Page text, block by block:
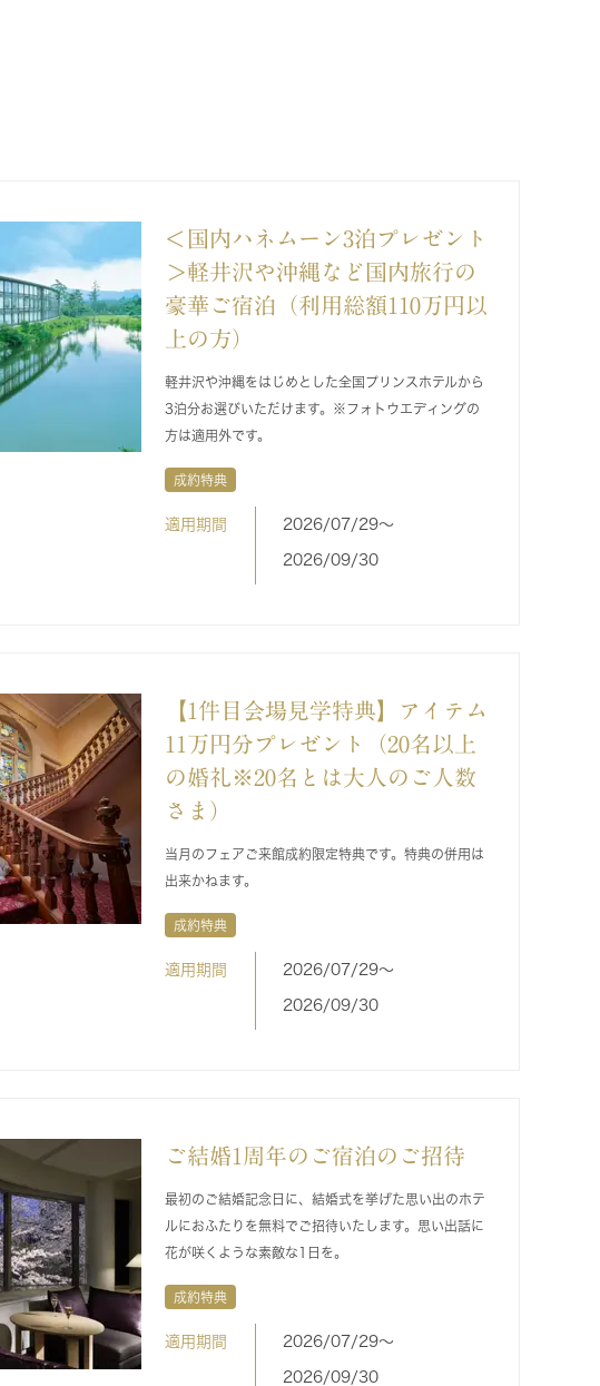
＜国内ハネムーン3泊プレゼント
＞軽井沢や沖縄など国内旅行の
豪華ご宿泊（利用総額110万円以
上の方）
軽井沢や沖縄をはじめとした全国プリンスホテルから
3泊分お選びいただけます。※フォトウエディングの
方は適用外です。
成約特典
適用期間 2026/07/29〜
2026/09/30
【1件目会場見学特典】アイテム
11万円分プレゼント（20名以上
の婚礼※20名とは大人のご人数
さま）
当月のフェアご来館成約限定特典です。特典の併用は
出来かねます。
成約特典
適用期間 2026/07/29〜
2026/09/30
ご結婚1周年のご宿泊のご招待
最初のご結婚記念日に、結婚式を挙げた思い出のホテ
ルにおふたりを無料でご招待いたします。思い出話に
花が咲くような素敵な1日を。
成約特典
適用期間 2026/07/29〜
2026/09/30